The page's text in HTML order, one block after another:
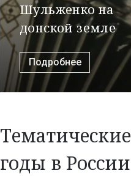
Шульженко на
донской земле
Подробнее
Тематические
годы в России